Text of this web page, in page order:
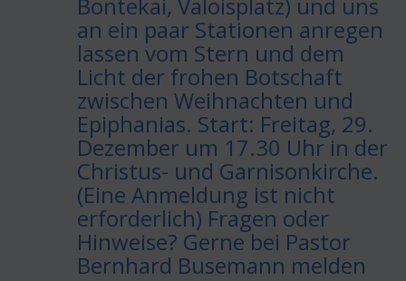
an ein paar Stationen anregen
lassen vom Stern und dem
Licht der frohen Botschaft
zwischen Weihnachten und
Epiphanias. Start: Freitag, 29.
Dezember um 17.30 Uhr in der
Christus- und Garnisonkirche.
(Eine Anmeldung ist nicht
erforderlich) Fragen oder
Hinweise? Gerne bei Pastor
Bernhard Busemann melden